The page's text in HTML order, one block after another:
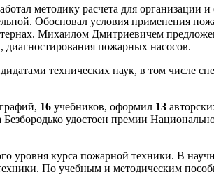
методику расчета для организации
Обосновал условия применения
Михаилом Дмитриевичем
пожарных насосов.
технических наук, в том числе
16 учебников, оформил 13
удостоен премии
уровня курса пожарной техники. В
По учебным и методическим